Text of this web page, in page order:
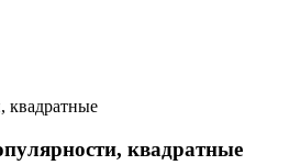
квадратные
квадратные